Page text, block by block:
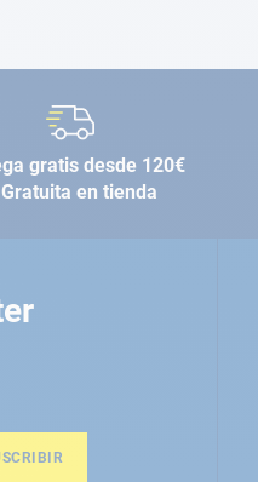
gratis desde 120€
en tienda